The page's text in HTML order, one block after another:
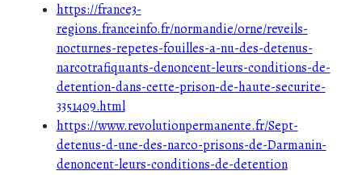
https://france3-
regions.franceinfo.fr/normandie/orne/reveils-
nocturnes-repetes-fouilles-a-nu-des-detenus-
narcotrafiquants-denoncent-leurs-conditions-de-
detention-dans-cette-prison-de-haute-securite-
3351409.html
https://www.revolutionpermanente.fr/Sept-
detenus-d-une-des-narco-prisons-de-Darmanin-
denoncent-leurs-conditions-de-detention